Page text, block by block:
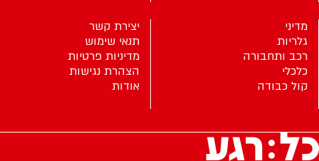
מדיני
גלריות
רכב ותחבורה
כלכלי
קול כבודה
יצירת קשר
תנאי שימוש
מדיניות פרטיות
הצהרת נגישות
אודות